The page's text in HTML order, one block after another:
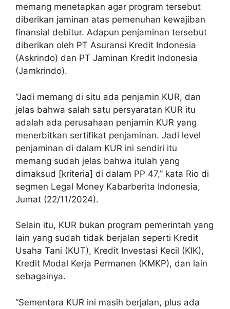
memang menetapkan agar program tersebut
diberikan jaminan atas pemenuhan kewajiban
finansial debitur. Adapun penjaminan tersebut
diberikan oleh PT Asuransi Kredit Indonesia
(Askrindo) dan PT Jaminan Kredit Indonesia
(Jamkrindo).
“Jadi memang di situ ada penjamin KUR, dan
jelas bahwa salah satu persyaratan KUR itu
adalah ada perusahaan penjamin KUR yang
menerbitkan sertifikat penjaminan. Jadi level
penjaminan di dalam KUR ini sendiri itu
memang sudah jelas bahwa itulah yang
dimaksud [kriteria] di dalam PP 47,” kata Rio di
segmen Legal Money Kabarberita Indonesia,
Jumat (22/11/2024).
Selain itu, KUR bukan program pemerintah yang
lain yang sudah tidak berjalan seperti Kredit
Usaha Tani (KUT), Kredit Investasi Kecil (KIK),
Kredit Modal Kerja Permanen (KMKP), dan lain
sebagainya.
“Sementara KUR ini masih berjalan, plus ada